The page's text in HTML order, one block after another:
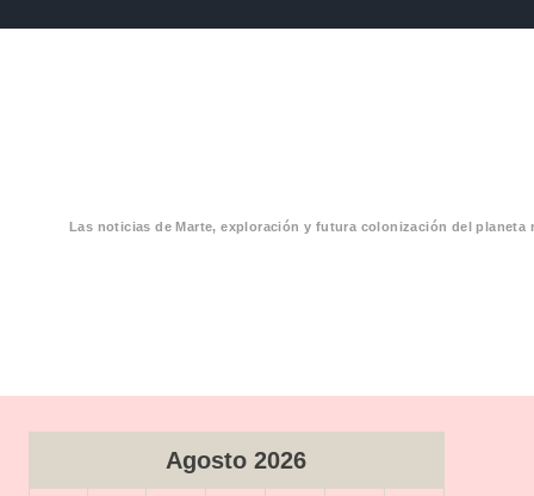
Las noticias de Marte, exploración y futura colonización del planeta
Agosto 2026